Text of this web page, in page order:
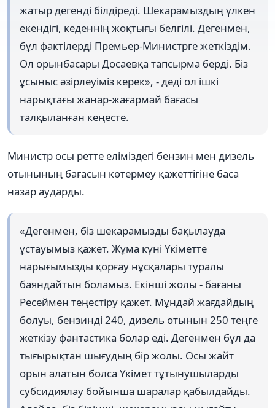
жатыр дегенді білдіреді. Шекарамыздың үлкен
екендігі, кеденнің жоқтығы белгілі. Дегенмен,
бұл фактілерді Премьер-Министрге жеткіздім.
Ол орынбасары Досаевқа тапсырма берді. Біз
ұсыныс әзірлеуіміз керек», - деді ол ішкі
нарықтағы жанар-жағармай бағасы
талқыланған кеңесте.
Министр осы ретте еліміздегі бензин мен дизель
отынының бағасын көтермеу қажеттігіне баса
назар аударды.
«Дегенмен, біз шекарамызды бақылауда
ұстауымыз қажет. Жұма күні Үкіметте
нарығымызды қорғау нұсқалары туралы
баяндайтын боламыз. Екінші жолы - бағаны
Ресеймен теңестіру қажет. Мұндай жағдайдың
болуы, бензинді 240, дизель отынын 250 теңге
жеткізу фантастика болар еді. Дегенмен бұл да
тығырықтан шығудың бір жолы. Осы жайт
орын алатын болса Үкімет тұтынушыларды
субсидиялау бойынша шаралар қабылдайды.